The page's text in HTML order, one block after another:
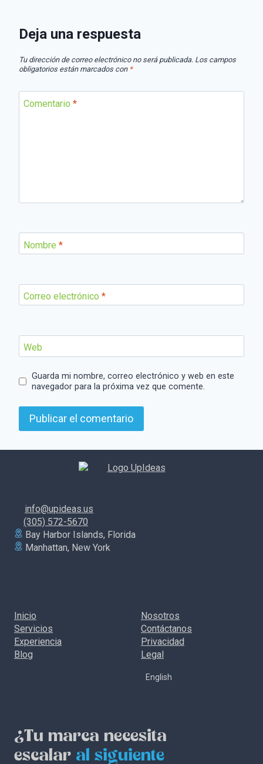
Deja una respuesta
Tu dirección de correo electrónico no será publicada. Los campos
obligatorios están marcados con *
Comentario *
Nombre *
Correo electrónico *
Web
Guarda mi nombre, correo electrónico y web en este
navegador para la próxima vez que comente.
info@upideas.us
(305) 572-5670
Bay Harbor Islands, Florida
Manhattan, New York
Inicio
Servicios
Experiencia
Blog
Nosotros
Contáctanos
Privacidad
Legal
English
¿Tu marca necesita
escalar al siguiente